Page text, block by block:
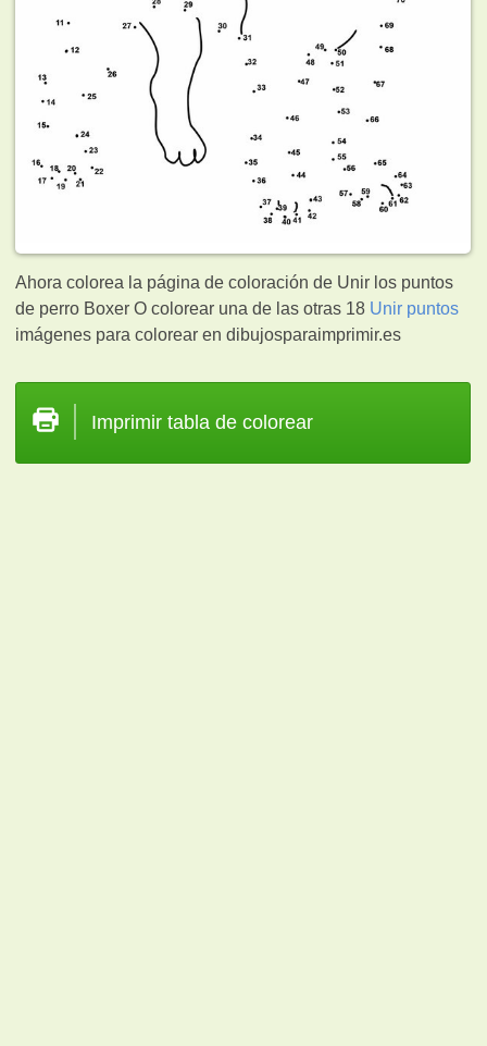
Ahora colorea la página de coloración de Unir los puntos
de perro Boxer O colorear una de las otras 18 Unir puntos
imágenes para colorear en dibujosparaimprimir.es
Imprimir tabla de colorear